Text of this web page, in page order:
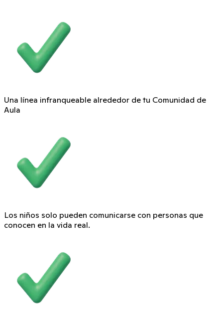
Una línea infranqueable alrededor de tu Comunidad de
Aula
Los niños solo pueden comunicarse con personas que
conocen en la vida real.